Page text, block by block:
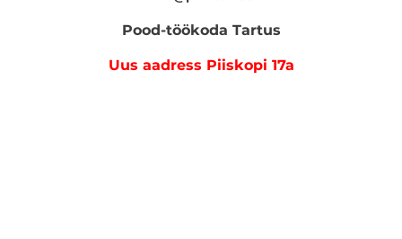
Pood-töökoda Tartus
Uus aadress Piiskopi 17a